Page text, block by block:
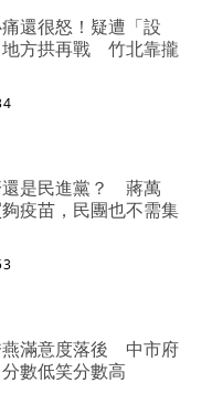
還很怒！疑遭「設
地方拱再戰 竹北靠攏
還是民進黨？ 蔣萬
疫苗，民團也不需集
燕滿意度落後 中市府
數低笑分數高